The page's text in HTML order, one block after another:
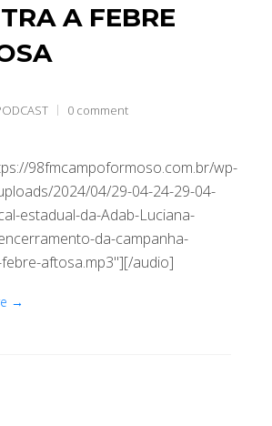
A FEBRE
0 comment
98fmcampoformoso.com.br/wp-
2024/04/29-04-24-29-04-
estadual-da-Adab-Luciana-
da-campanha-
aftosa.mp3"][/audio]
→